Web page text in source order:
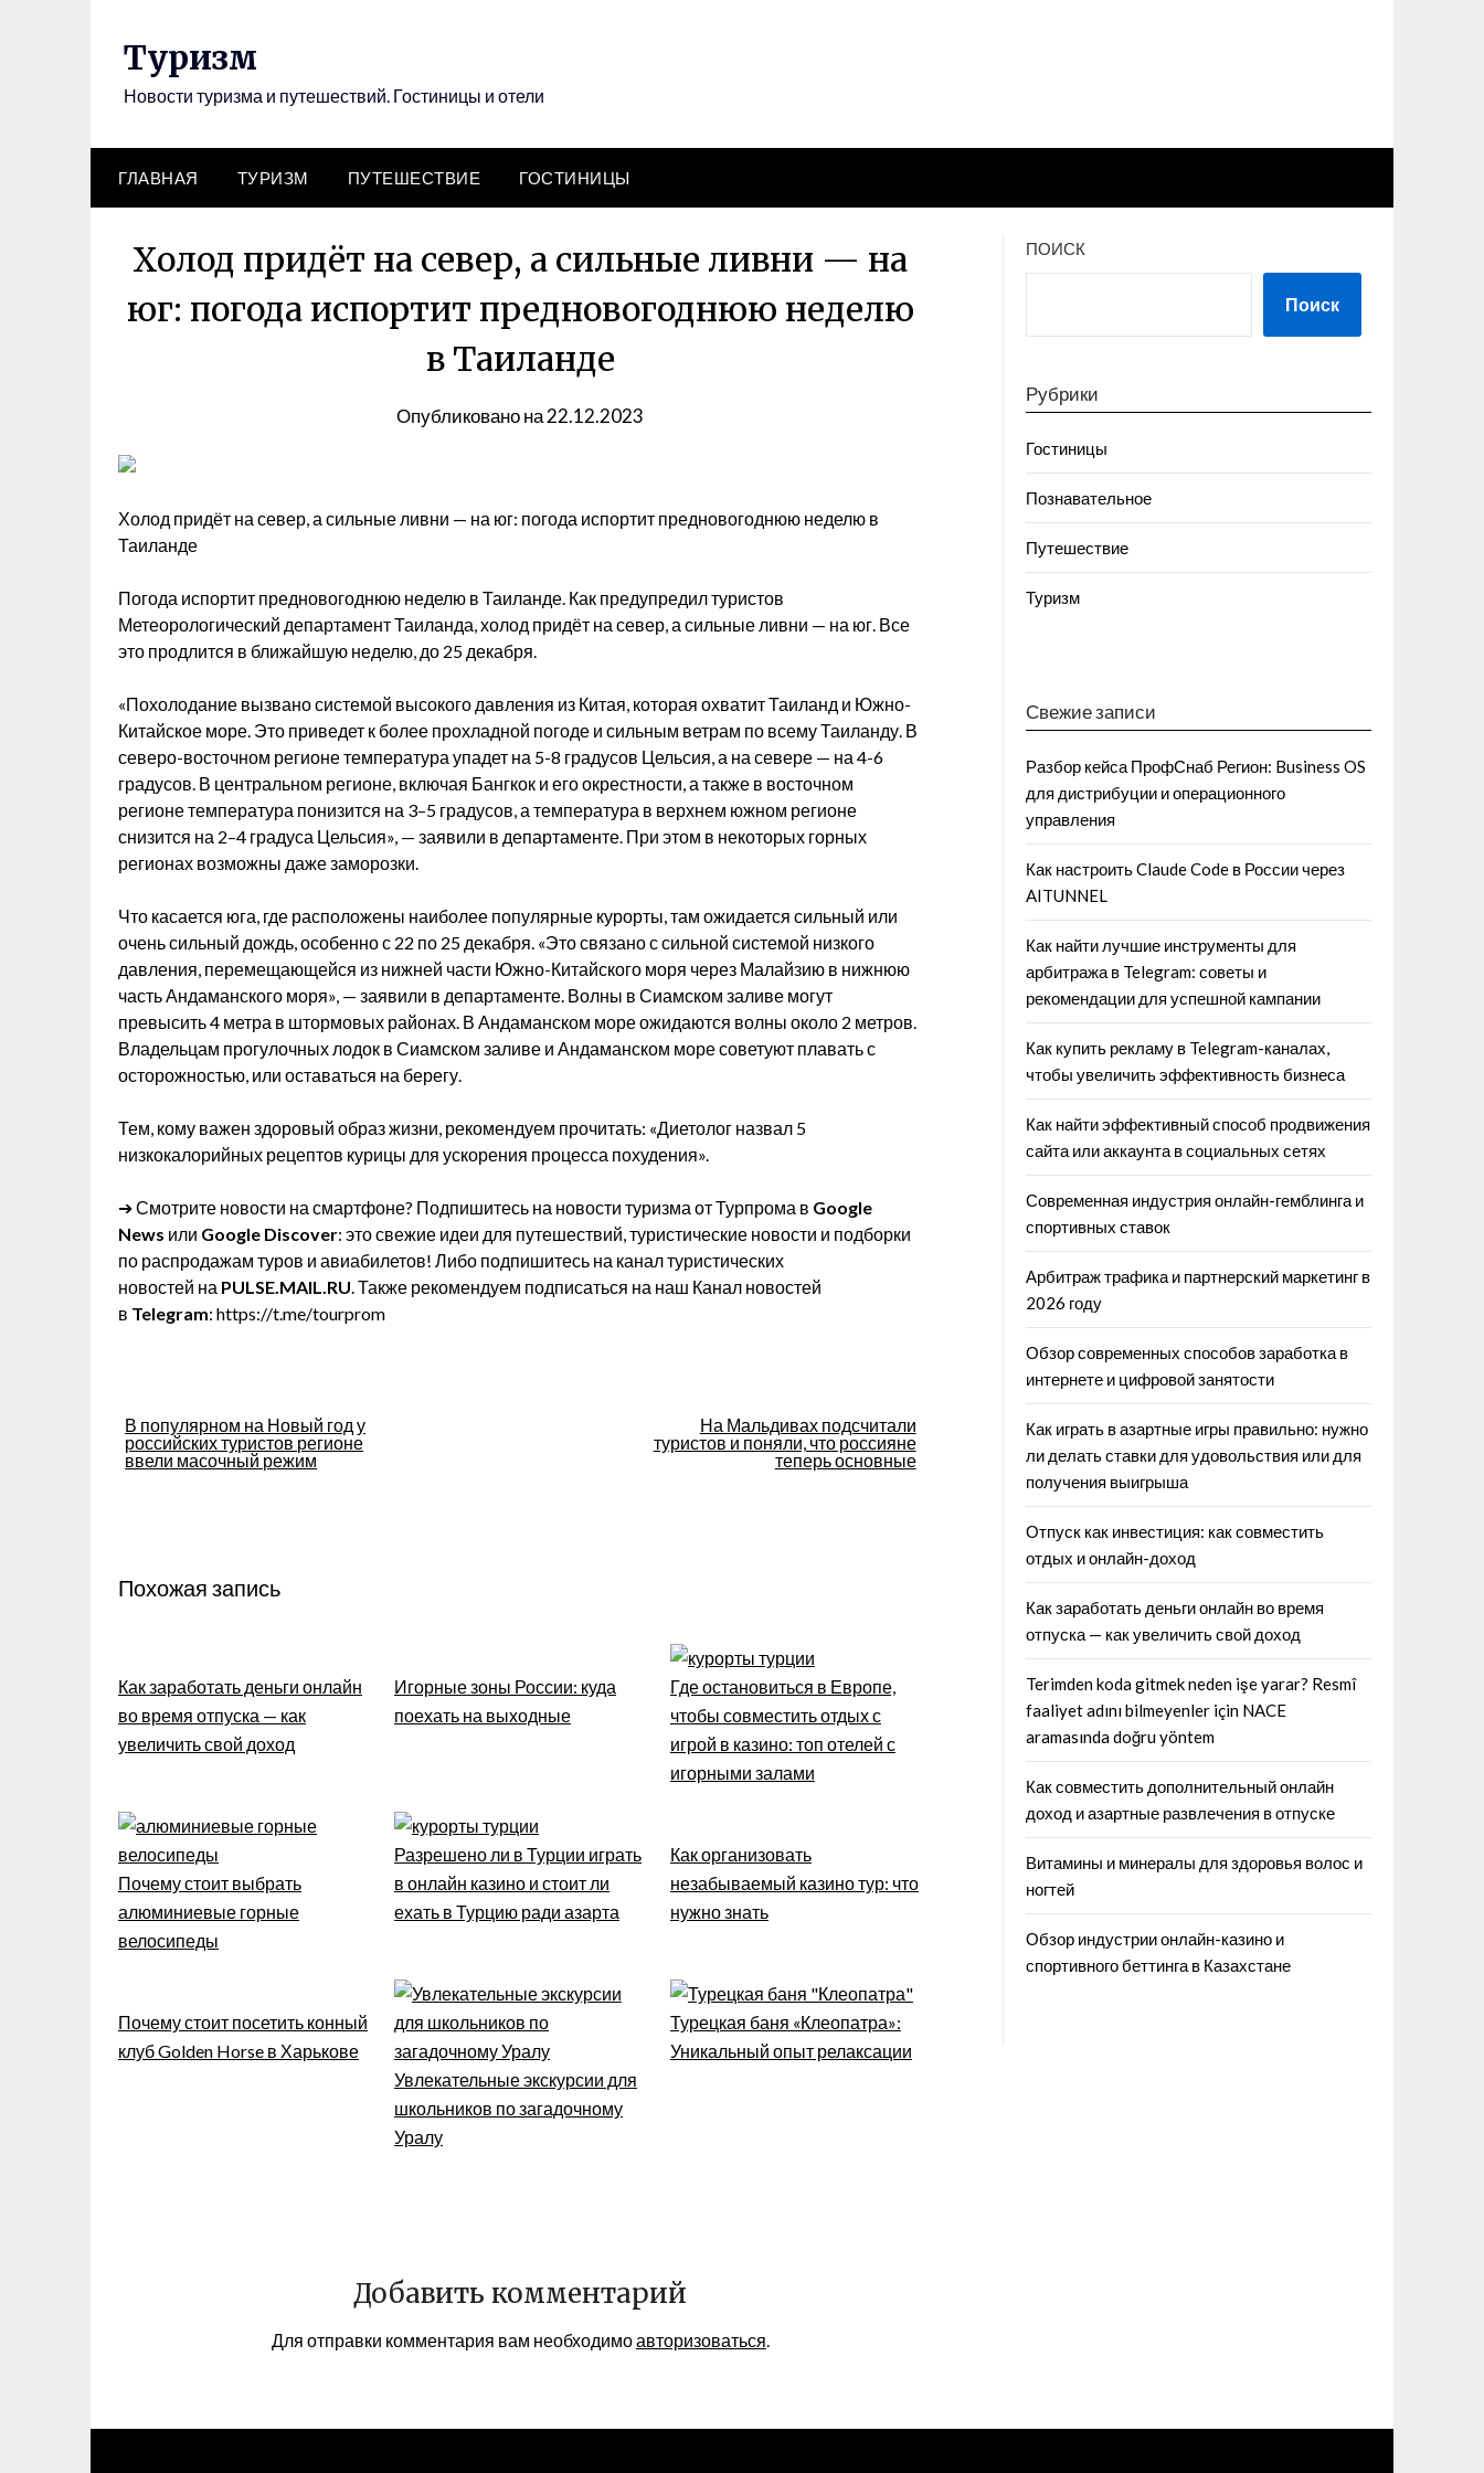
Туризм
Новости туризма и путешествий. Гостиницы и отели
ГЛАВНАЯ ТУРИЗМ ПУТЕШЕСТВИЕ ГОСТИНИЦЫ
Холод придёт на север, а сильные ливни — на
юг: погода испортит предновогоднюю неделю
в Таиланде
Опубликовано на 22.12.2023
Холод придёт на север, а сильные ливни — на юг: погода испортит предновогоднюю неделю в
Таиланде
Погода испортит предновогоднюю неделю в Таиланде. Как предупредил туристов
Метеорологический департамент Таиланда, холод придёт на север, а сильные ливни — на юг. Все
это продлится в ближайшую неделю, до 25 декабря.
«Похолодание вызвано системой высокого давления из Китая, которая охватит Таиланд и Южно-
Китайское море. Это приведет к более прохладной погоде и сильным ветрам по всему Таиланду. В
северо-восточном регионе температура упадет на 5-8 градусов Цельсия, а на севере — на 4-6
градусов. В центральном регионе, включая Бангкок и его окрестности, а также в восточном
регионе температура понизится на 3–5 градусов, а температура в верхнем южном регионе
снизится на 2–4 градуса Цельсия», — заявили в департаменте. При этом в некоторых горных
регионах возможны даже заморозки.
Что касается юга, где расположены наиболее популярные курорты, там ожидается сильный или
очень сильный дождь, особенно с 22 по 25 декабря. «Это связано с сильной системой низкого
давления, перемещающейся из нижней части Южно-Китайского моря через Малайзию в нижнюю
часть Андаманского моря», — заявили в департаменте. Волны в Сиамском заливе могут
превысить 4 метра в штормовых районах. В Андаманском море ожидаются волны около 2 метров.
Владельцам прогулочных лодок в Сиамском заливе и Андаманском море советуют плавать с
осторожностью, или оставаться на берегу.
Тем, кому важен здоровый образ жизни, рекомендуем прочитать: «Диетолог назвал 5
низкокалорийных рецептов курицы для ускорения процесса похудения».
➔ Смотрите новости на смартфоне? Подпишитесь на новости туризма от Турпрома в Google
News или Google Discover: это свежие идеи для путешествий, туристические новости и подборки
по распродажам туров и авиабилетов! Либо подпишитесь на канал туристических
новостей на PULSE.MAIL.RU. Также рекомендуем подписаться на наш Канал новостей
в Telegram: https://t.me/tourprom
В популярном на Новый год у
российских туристов регионе
ввели масочный режим
На Мальдивах подсчитали
туристов и поняли, что россияне
теперь основные
Похожая запись
Как заработать деньги онлайн
во время отпуска — как
увеличить свой доход
Игорные зоны России: куда
поехать на выходные
Где остановиться в Европе,
чтобы совместить отдых с
игрой в казино: топ отелей с
игорными залами
Почему стоит выбрать
алюминиевые горные
велосипеды
Разрешено ли в Турции играть
в онлайн казино и стоит ли
ехать в Турцию ради азарта
Как организовать
незабываемый казино тур: что
нужно знать
Почему стоит посетить конный
клуб Golden Horse в Харькове
Увлекательные экскурсии для
школьников по загадочному
Уралу
Турецкая баня «Клеопатра»:
Уникальный опыт релаксации
Добавить комментарий
Для отправки комментария вам необходимоавторизоваться
ПОИСК
Поиск
Рубрики
Гостиницы
Познавательное
Путешествие
Туризм
Свежие записи
Разбор кейса ПрофСнаб Регион: Business OS
для дистрибуции и операционного
управления
Как настроить Claude Code в России через
AITUNNEL
Как найти лучшие инструменты для
арбитража в Telegram: советы и
рекомендации для успешной кампании
Как купить рекламу в Telegram-каналах,
чтобы увеличить эффективность бизнеса
Как найти эффективный способ продвижения
сайта или аккаунта в социальных сетях
Современная индустрия онлайн-гемблинга и
спортивных ставок
Арбитраж трафика и партнерский маркетинг в
2026 году
Обзор современных способов заработка в
интернете и цифровой занятости
Как играть в азартные игры правильно: нужно
ли делать ставки для удовольствия или для
получения выигрыша
Отпуск как инвестиция: как совместить
отдых и онлайн-доход
Как заработать деньги онлайн во время
отпуска — как увеличить свой доход
Terimden koda gitmek neden işe yarar? Resmî
faaliyet adını bilmeyenler için NACE
aramasında doğru yöntem
Как совместить дополнительный онлайн
доход и азартные развлечения в отпуске
Витамины и минералы для здоровья волос и
ногтей
Обзор индустрии онлайн-казино и
спортивного беттинга в Казахстане